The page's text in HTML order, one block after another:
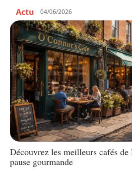
Actu 04/06/2026
Découvrez les meilleurs cafés
pause gourmande